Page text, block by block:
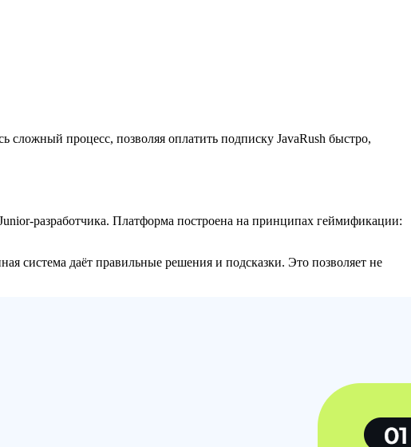
сложный процесс, позволяя оплатить подписку JavaRush быстро,
разработчика. Платформа построена на принципах геймификации:
система даёт правильные решения и подсказки. Это позволяет не